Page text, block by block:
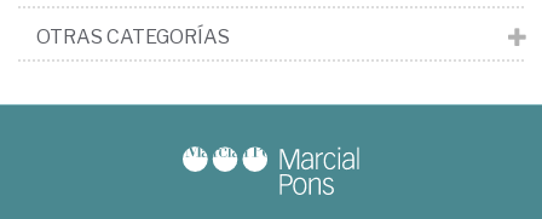
OTRAS CATEGORÍAS